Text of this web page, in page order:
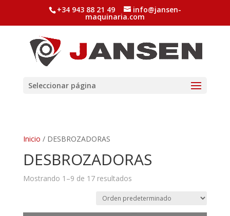
+34 943 88 21 49 info@jansen-
maquinaria.com
Seleccionar página
Inicio / DESBROZADORAS
DESBROZADORAS
Mostrando 1–9 de 17 resultados